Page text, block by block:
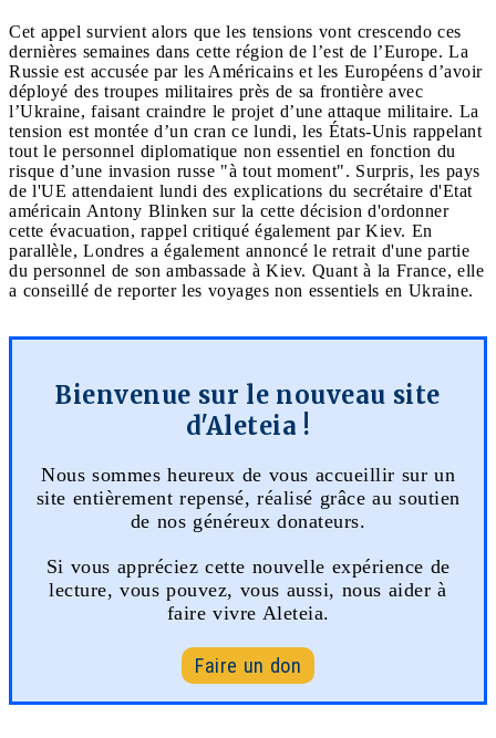
Cet appel survient alors que les tensions vont crescendo ces
dernières semaines dans cette région de l’est de l’Europe. La
Russie est accusée par les Américains et les Européens d’avoir
déployé des troupes militaires près de sa frontière avec
l’Ukraine, faisant craindre le projet d’une attaque militaire. La
tension est montée d’un cran ce lundi, les États-Unis rappelant
tout le personnel diplomatique non essentiel en fonction du
risque d’une invasion russe "à tout moment". Surpris, les pays
de l'UE attendaient lundi des explications du secrétaire d'Etat
américain Antony Blinken sur la cette décision d'ordonner
cette évacuation, rappel critiqué également par Kiev. En
parallèle, Londres a également annoncé le retrait d'une partie
du personnel de son ambassade à Kiev. Quant à la France, elle
a conseillé de reporter les voyages non essentiels en Ukraine.
Bienvenue sur le nouveau site
d'Aleteia !
Nous sommes heureux de vous accueillir sur un
site entièrement repensé, réalisé grâce au soutien
de nos généreux donateurs.
Si vous appréciez cette nouvelle expérience de
lecture, vous pouvez, vous aussi, nous aider à
faire vivre Aleteia.
Faire un don